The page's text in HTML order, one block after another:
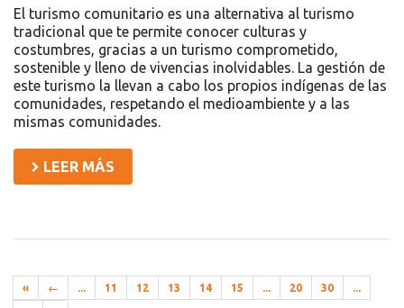
El turismo comunitario es una alternativa al turismo
tradicional que te permite conocer culturas y
costumbres, gracias a un turismo comprometido,
sostenible y lleno de vivencias inolvidables. La gestión de
este turismo la llevan a cabo los propios indígenas de las
comunidades, respetando el medioambiente y a las
mismas comunidades.
LEER MÁS
« ← ... 11 12 13 14 15 ... 20 30 ...